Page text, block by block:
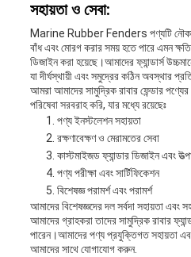
সহায়তা ও সেবা:
Marine Rubber Fenders পণ্যটি নৌকা
বাঁধ এবং মোরগ করার সময় হতে পারে এমন
ডিজাইন করা হয়েছে।আমাদের ফ্যান্ডার্স
যা দীর্ঘস্থায়ী এবং সমুদ্রের কঠিন অবস্থার
আমরা আমাদের সামুদ্রিক রাবার ফেন্ডার
পরিষেবা সরবরাহ করি, যার মধ্যে রয়েছেঃ
পণ্য ইনস্টলেশন সহায়তা
রক্ষণাবেক্ষণ ও মেরামতের সেবা
কাস্টমাইজড ফ্যান্ডার ডিজাইন এবং
পণ্য পরীক্ষা এবং সার্টিফিকেশন
বিশেষজ্ঞ পরামর্শ এবং পরামর্শ
আমাদের বিশেষজ্ঞদের দল সর্বদা সহায়তা এবং
আমাদের গ্রাহকরা তাদের সামুদ্রিক রাবার
পারেন।আমাদের পণ্য প্রযুক্তিগত সহায়তা
আমাদের সাথে যোগাযোগ করুন.